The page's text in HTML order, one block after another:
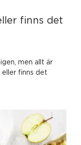
finns det
men allt är
finns det